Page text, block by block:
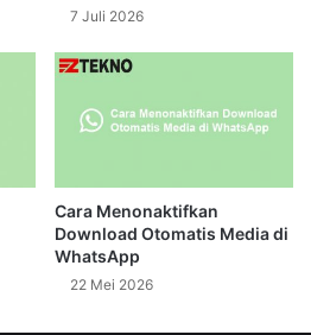
7 Juli 2026
Cara Menonaktifkan
Download Otomatis Media di
WhatsApp
22 Mei 2026